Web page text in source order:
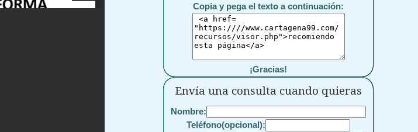
Copia y pega el texto a continuación:
¡Gracias!
Envía una consulta cuando quieras
Nombre:
Teléfono(opcional):